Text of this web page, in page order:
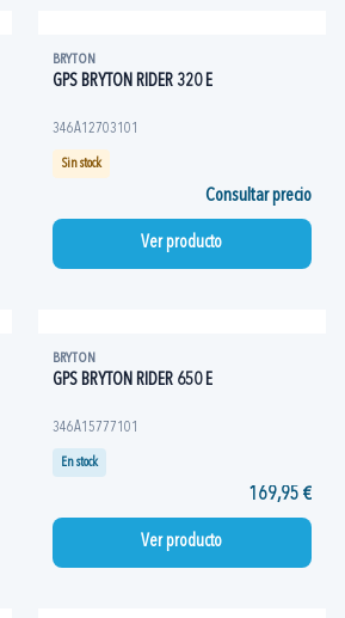
BRYTON
GPS BRYTON RIDER 320 E
346A12703101
Sin stock
Consultar precio
Ver producto
BRYTON
GPS BRYTON RIDER 650 E
346A15777101
En stock
169,95 €
Ver producto